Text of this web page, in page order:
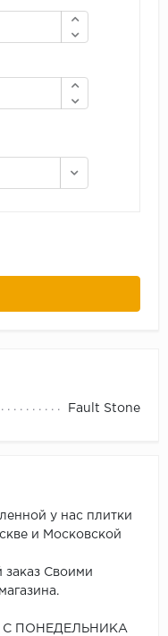
Fault Stone
у нас плитки
и Московской
заказ Своими
ПОНЕДЕЛЬНИКА